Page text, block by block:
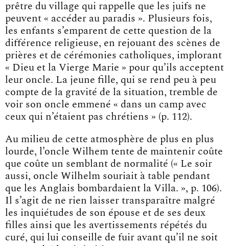
prêtre du village qui rappelle que les juifs ne
peuvent « accéder au paradis ». Plusieurs fois,
les enfants s’emparent de cette question de la
différence religieuse, en rejouant des scènes de
prières et de cérémonies catholiques, implorant
« Dieu et la Vierge Marie » pour qu’ils acceptent
leur oncle. La jeune fille, qui se rend peu à peu
compte de la gravité de la situation, tremble de
voir son oncle emmené « dans un camp avec
ceux qui n’étaient pas chrétiens » (p. 112).
Au milieu de cette atmosphère de plus en plus
lourde, l’oncle Wilhem tente de maintenir coûte
que coûte un semblant de normalité (« Le soir
aussi, oncle Wilhelm souriait à table pendant
que les Anglais bombardaient la Villa. », p. 106).
Il s’agit de ne rien laisser transparaître malgré
les inquiétudes de son épouse et de ses deux
filles ainsi que les avertissements répétés du
curé, qui lui conseille de fuir avant qu’il ne soit